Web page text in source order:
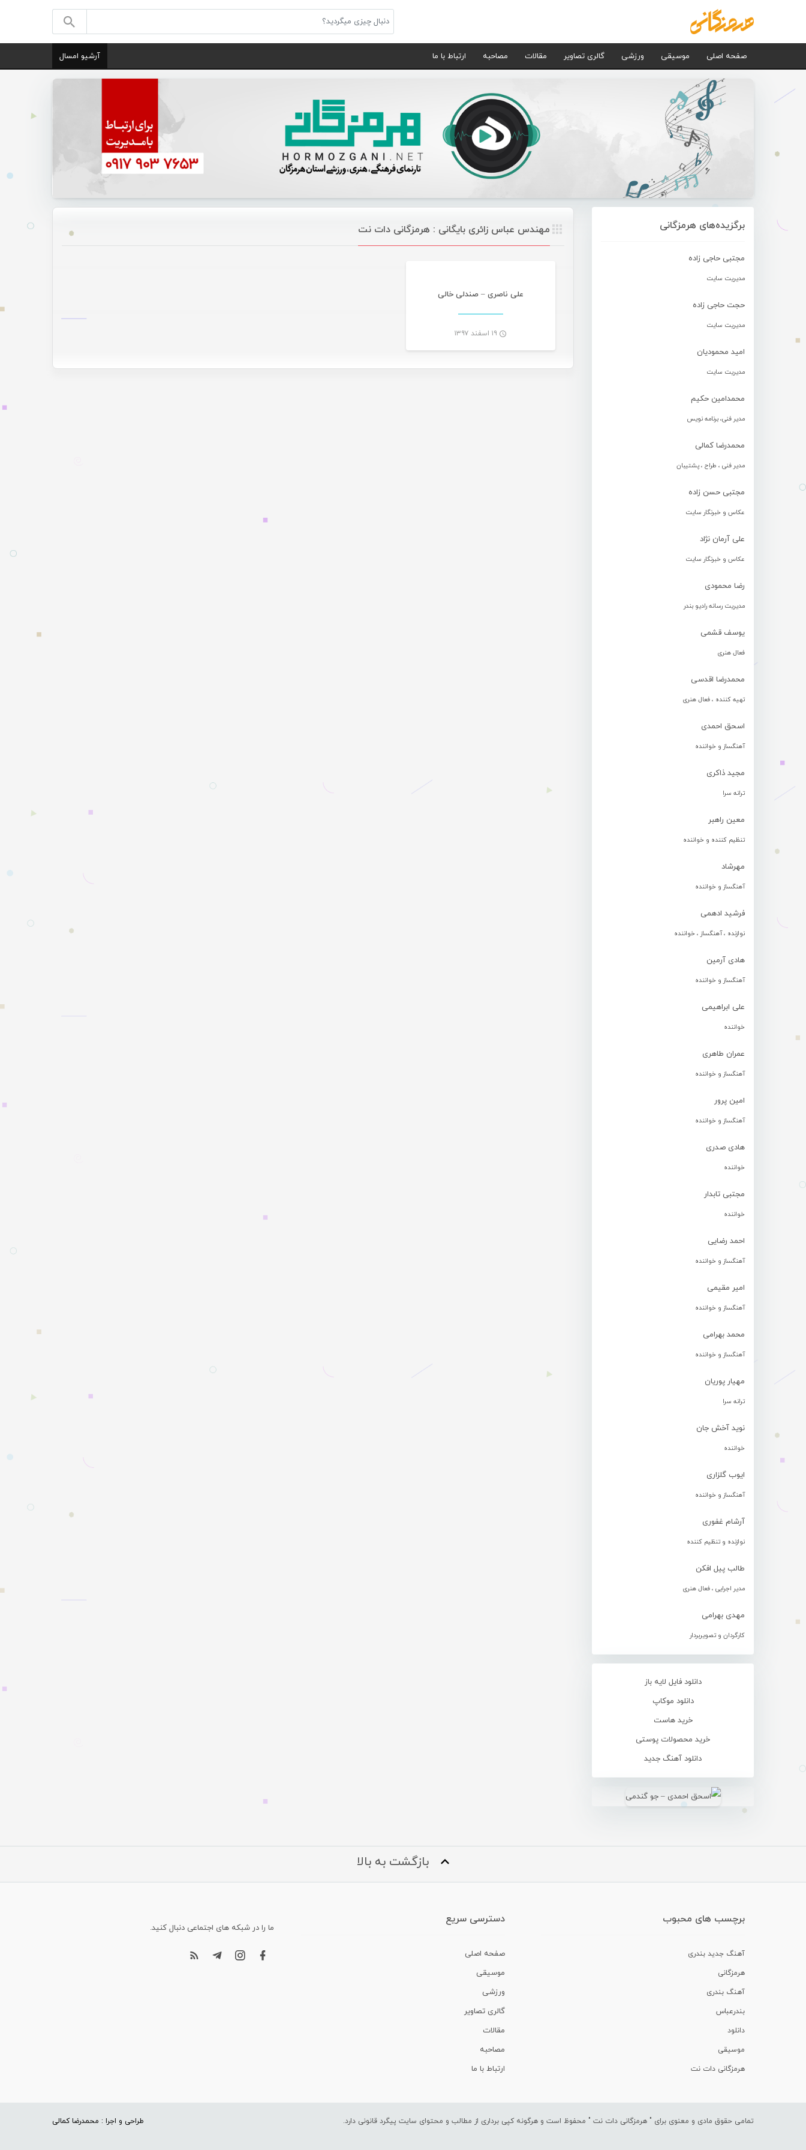
صفحه اصلی موسیقی ورزشی گالری تصاویر مقالات مصاحبه ارتباط با ما آرشیو امسال
برگزیده‌های هرمزگانی
مجتبی حاجی زاده
مدیریت سایت
حجت حاجی زاده
مدیریت سایت
امید محمودیان
مدیریت سایت
محمدامین حکیم
مدیر فنی، برنامه نویس
محمدرضا کمالی
مدیر فنی ، طراح ، پشتیبان
مجتبی حسن زاده
عکاس و خبرنگار سایت
علی آرمان نژاد
عکاس و خبرنگار سایت
رضا محمودی
مدیریت رسانه رادیو بندر
یوسف قشمی
فعال هنری
محمدرضا اقدسی
تهیه کننده ، فعال هنری
اسحق احمدی
آهنگساز و خواننده
مجید ذاکری
ترانه سرا
معین راهبر
تنظیم کننده و خواننده
مهرشاد
آهنگساز و خواننده
فرشید ادهمی
نوازنده ، آهنگساز ، خواننده
هادی آرمین
آهنگساز و خواننده
علی ابراهیمی
خواننده
عمران طاهری
آهنگساز و خواننده
امین پرور
آهنگساز و خواننده
هادی صدری
خواننده
مجتبی تابدار
خواننده
احمد رضایی
آهنگساز و خواننده
امیر مقیمی
آهنگساز و خواننده
محمد بهرامی
آهنگساز و خواننده
مهیار پوریان
ترانه سرا
نوید آخش جان
خواننده
ایوب گلزاری
آهنگساز و خواننده
آرشام غفوری
نوازنده و تنظیم کننده
طالب پیل افکن
مدیر اجرایی ، فعال هنری
مهدی بهرامی
کارگردان و تصویربردار
دانلود فایل لایه باز
دانلود موکاپ
خرید هاست
خرید محصولات پوستی
دانلود آهنگ جدید
مهندس عباس زائری بایگانی : هرمزگانی دات نت
علی ناصری – صندلی خالی
۱۹ اسفند ۱۳۹۷
بازگشت به بالا
برچسب های محبوب
آهنگ جدید بندری
هرمزگانی
آهنگ بندری
بندرعباس
دانلود
موسیقی
هرمزگانی دات نت
دسترسی سریع
صفحه اصلی
موسیقی
ورزشی
گالری تصاویر
مقالات
مصاحبه
ارتباط با ما
ما را در شبکه های اجتماعی دنبال کنید.
تمامی حقوق مادی و معنوی برای " هرمزگانی دات نت " محفوظ است و هرگونه کپی برداری از مطالب و محتوای سایت پیگرد قانونی دارد. طراحی و اجرا : محمدرضا کمالی